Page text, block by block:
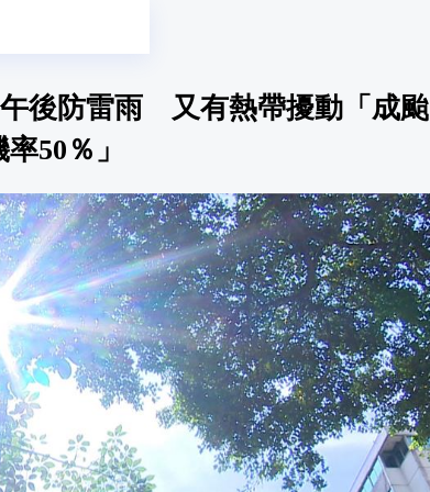
後防雷雨 又有熱帶擾動「成颱
率50％」